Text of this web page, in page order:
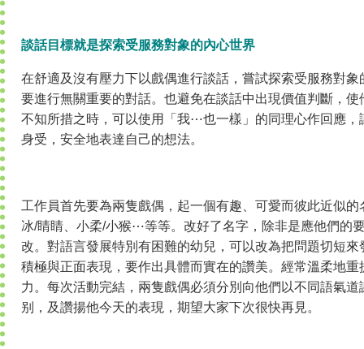
談話目標就是探索受服務對象的內心世界
在舒適及沒有壓力下以戲偶進行談話，嘗試探索受服務對
要進行無關重要的對話。也避免在談話中出現價值判斷，
不知所措之時，可以使用「我⋯也一樣」的同理心作回應，
身受，安全地表達自己的想法。
工作員首先要為兩隻戲偶，起一個有趣、可愛而彼此近似
冰/睛睛、小柔/小猴⋯等等。改好了名字，除非是應他們的
改。對語言發展特別有困難的幼兒，可以改為把問題切短
積極與正面表現，要作出具體而實在的讚美。經常溫柔地
力。每次活動完結，兩隻戲偶必須分別向他們以不同語氣
别，及讚揚他今天的表現，期望大家下次很快再見。